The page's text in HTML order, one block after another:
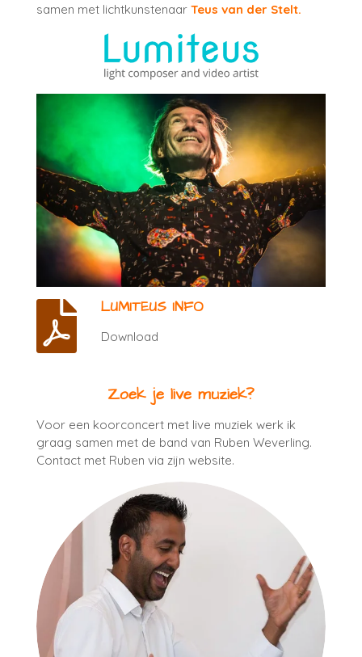
samen met lichtkunstenaar Teus van der Stelt.
LUMITEUS INFO
Download
Zoek je live muziek?
Voor een koorconcert met live muziek werk ik
graag samen met de band van Ruben Weverling.
Contact met Ruben via zijn website.